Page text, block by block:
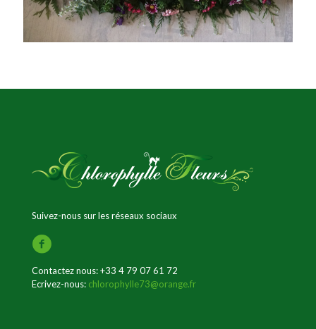
Suivez-nous sur les réseaux sociaux
Contactez nous:+33 4 79 07 61 72
Ecrivez-nous: chlorophylle73@orange.fr